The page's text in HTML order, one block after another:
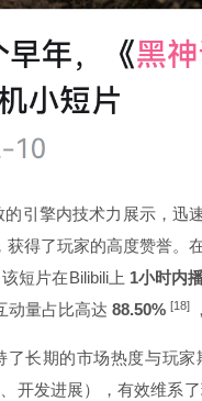
引擎内技术力展示，迅
得了玩家的高度赞誉
短片在Bilibili上 1小时内
动量占比高达 88.50% [18]
长期的市场热度与玩
开发进展），有效维系